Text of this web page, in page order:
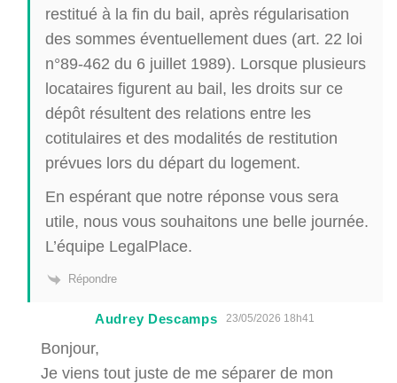
restitué à la fin du bail, après régularisation
des sommes éventuellement dues (art. 22 loi
n°89-462 du 6 juillet 1989). Lorsque plusieurs
locataires figurent au bail, les droits sur ce
dépôt résultent des relations entre les
cotitulaires et des modalités de restitution
prévues lors du départ du logement.
En espérant que notre réponse vous sera
utile, nous vous souhaitons une belle journée.
L’équipe LegalPlace.
Répondre
Audrey Descamps 23/05/2026 18h41
Bonjour,
Je viens tout juste de me séparer de mon